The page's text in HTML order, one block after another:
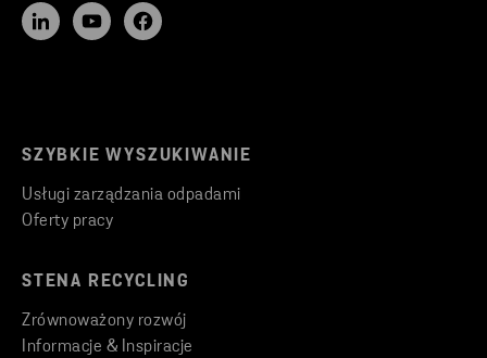
SZYBKIE WYSZUKIWANIE
Usługi zarządzania odpadami
Oferty pracy
STENA RECYCLING
Zrównoważony rozwój
Informacje & Inspiracje